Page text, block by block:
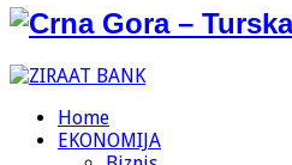
Home
EKONOMIJA